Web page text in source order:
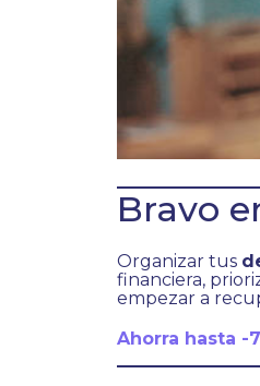
Bravo
Organizar tus
financiera,
empezar a
Ahorra hasta -